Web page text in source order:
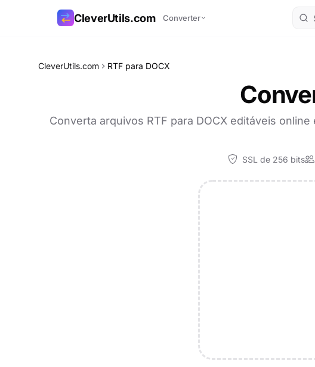
CleverUtils.com Converter
CleverUtils.com RTF para DOCX
Converta arquivos RTF para DOCX editáveis
SSL de 256 bits